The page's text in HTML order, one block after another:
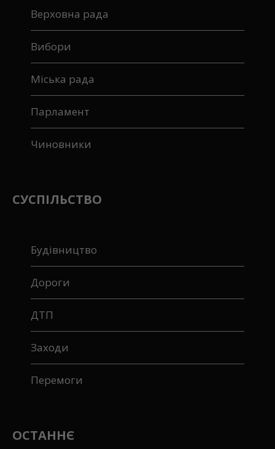
Верховна рада
Вибори
Міська рада
Парламент
Чиновники
СУСПІЛЬСТВО
Будівництво
Дороги
ДТП
Заходи
Перемоги
ОСТАННЄ